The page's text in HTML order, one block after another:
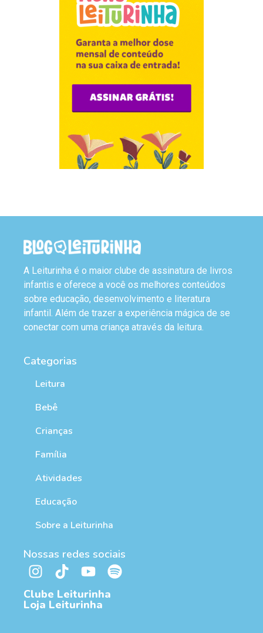
A Leiturinha é o maior clube de assinatura de livros
infantis e oferece a você os melhores conteúdos
sobre educação, desenvolvimento e literatura
infantil. Além de trazer a experiência mágica de se
conectar com uma criança através da leitura.
Categorias
Leitura
Bebê
Crianças
Família
Atividades
Educação
Sobre a Leiturinha
Nossas redes sociais
Clube Leiturinha
Loja Leiturinha